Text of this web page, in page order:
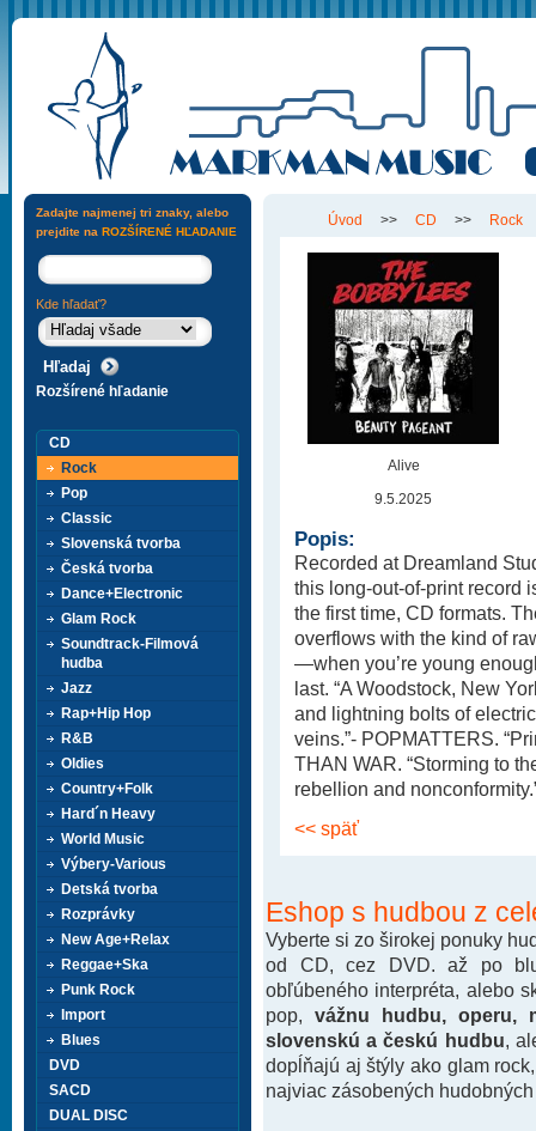
Úvod >> CD >> Rock
Alive
9.5.2025
Popis:
Recorded at Dreamland
this long-out-of-print record
the first time, CD formats.
overflows with the kind of
—when you’re young
last. “A Woodstock, New
and lightning bolts of
veins.”- POPMATTERS.
THAN WAR. “Storming to
rebellion and
<< späť
Eshop s hudbou z
Vyberte si zo širokej ponuky
od CD, cez DVD. až po
obľúbeného interpréta, alebo
pop, vážnu hudbu, operu,
slovenskú a českú hudbu ,
dopĺňajú aj štýly ako glam
najviac zásobených
Zadajte najmenej tri znaky, alebo
prejdite na ROZŠÍRENÉ HĽADANIE
Kde hľadať?
Rozšírené hľadanie
CD
Rock
Pop
Classic
Slovenská tvorba
Česká tvorba
Dance+Electronic
Glam Rock
Soundtrack-Filmová
hudba
Jazz
Rap+Hip Hop
R&B
Oldies
Country+Folk
Hard´n Heavy
World Music
Výbery-Various
Detská tvorba
Rozprávky
New Age+Relax
Reggae+Ska
Punk Rock
Import
Blues
DVD
SACD
DUAL DISC